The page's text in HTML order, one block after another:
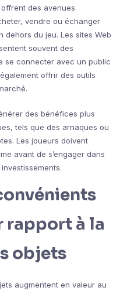
des avenues
vendre ou échanger
dehors du jeu. Les sites Web
souvent des
se connecter avec un public
offrir des outils
des bénéfices plus
tels que des arnaques ou
Les joueurs doivent
avant de s’engager dans
rapport à la
objets
augmentent en valeur au